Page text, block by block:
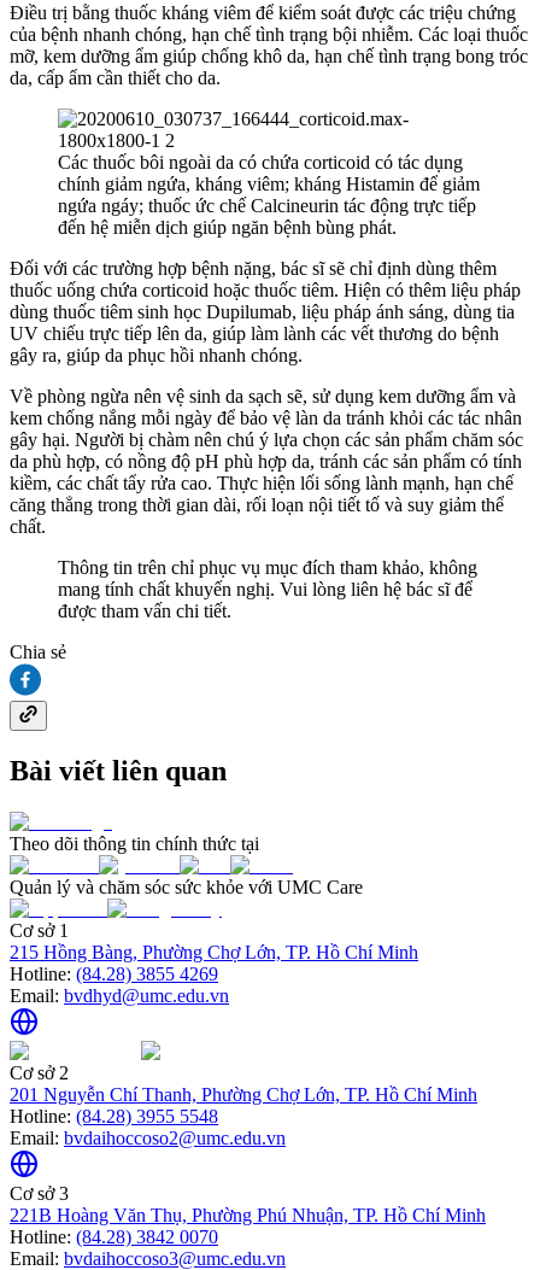
Điều trị bằng thuốc kháng viêm để kiểm soát được các triệu chứng
của bệnh nhanh chóng, hạn chế tình trạng bội nhiễm. Các loại thuốc
mỡ, kem dưỡng ẩm giúp chống khô da, hạn chế tình trạng bong tróc
da, cấp ẩm cần thiết cho da.
Các thuốc bôi ngoài da có chứa corticoid có tác dụng
chính giảm ngứa, kháng viêm; kháng Histamin để giảm
ngứa ngáy; thuốc ức chế Calcineurin tác động trực tiếp
đến hệ miễn dịch giúp ngăn bệnh bùng phát.
Đối với các trường hợp bệnh nặng, bác sĩ sẽ chỉ định dùng thêm
thuốc uống chứa corticoid hoặc thuốc tiêm. Hiện có thêm liệu pháp
dùng thuốc tiêm sinh học Dupilumab, liệu pháp ánh sáng, dùng tia
UV chiếu trực tiếp lên da, giúp làm lành các vết thương do bệnh
gây ra, giúp da phục hồi nhanh chóng.
Về phòng ngừa nên vệ sinh da sạch sẽ, sử dụng kem dưỡng ẩm và
kem chống nắng mỗi ngày để bảo vệ làn da tránh khỏi các tác nhân
gây hại. Người bị chàm nên chú ý lựa chọn các sản phẩm chăm sóc
da phù hợp, có nồng độ pH phù hợp da, tránh các sản phẩm có tính
kiềm, các chất tẩy rửa cao. Thực hiện lối sống lành mạnh, hạn chế
căng thẳng trong thời gian dài, rối loạn nội tiết tố và suy giảm thể
chất.
Thông tin trên chỉ phục vụ mục đích tham khảo, không
mang tính chất khuyến nghị. Vui lòng liên hệ bác sĩ để
được tham vấn chi tiết.
Chia sẻ
Bài viết liên quan
Theo dõi thông tin chính thức tại
Quản lý và chăm sóc sức khỏe với UMC Care
Cơ sở 1
215 Hồng Bàng, Phường Chợ Lớn, TP. Hồ Chí Minh
Hotline: (84.28) 3855 4269
Email: bvdhyd@umc.edu.vn
Cơ sở 2
201 Nguyễn Chí Thanh, Phường Chợ Lớn, TP. Hồ Chí Minh
Hotline: (84.28) 3955 5548
Email: bvdaihoccoso2@umc.edu.vn
Cơ sở 3
221B Hoàng Văn Thụ, Phường Phú Nhuận, TP. Hồ Chí Minh
Hotline: (84.28) 3842 0070
Email: bvdaihoccoso3@umc.edu.vn